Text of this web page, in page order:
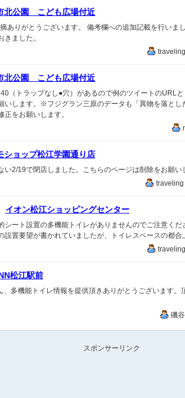
(
北公園 こども広場付近
ありがとうございます。 備考欄への追加記載を行いま
きました。
北公園 こども広場付近
（トラップなし●穴）があるので例のツイートのURL
いします。※フジグラン三原のデータも「異物を落とし
正をお願いします。
ショップ松江学園通り店
い2/19で閉店しました。こちらのページは削除をお願い
イオン松江ショッピングセンター
シート設置の多機能トイレがありませんのでご注意く
設置要望が書かれていましたが、トイレスペースの都合
松江駅前
多機能トイレ情報を提供頂きありがとうございます。
磯
スポンサーリンク